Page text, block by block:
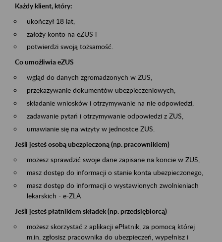
Każdy klient, który:
ukończył 18 lat,
założy konto na eZUS i
potwierdzi swoją tożsamość.
Co umożliwia eZUS
wgląd do danych zgromadzonych w ZUS,
przekazywanie dokumentów ubezpieczeniowych,
składanie wniosków i otrzymywanie na nie odpowiedzi,
zadawanie pytań i otrzymywanie odpowiedzi z ZUS,
umawianie się na wizyty w jednostce ZUS.
Jeśli jesteś osobą ubezpieczoną (np. pracownikiem)
możesz sprawdzić swoje dane zapisane na koncie w ZUS,
masz dostęp do informacji o stanie konta ubezpieczonego,
masz dostęp do informacji o wystawionych zwolnieniach
lekarskich - e-ZLA
Jeśli jesteś płatnikiem składek (np. przedsiębiorcą)
możesz skorzystać z aplikacji ePłatnik, za pomocą której
m.in. zgłosisz pracownika do ubezpieczeń, wypełnisz i